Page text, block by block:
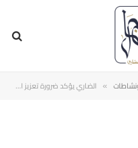
» الضاري يؤكد ضرورة تعزيز التعاون بين العراق وروسيا لتحقيق المصالح المشتركة للبلدين والشعبين الصديقين